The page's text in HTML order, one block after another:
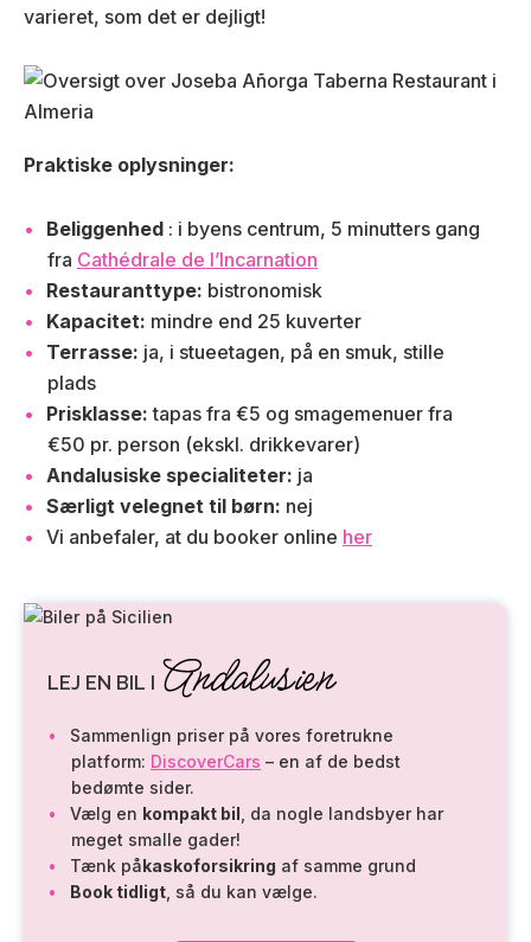
varieret, som det er dejligt!
Praktiske oplysninger:
Beliggenhed : i byens centrum, 5 minutters gang
fra Cathédrale de l’Incarnation
Restauranttype: bistronomisk
Kapacitet: mindre end 25 kuverter
Terrasse: ja, i stueetagen, på en smuk, stille
plads
Prisklasse: tapas fra €5 og smagemenuer fra
€50 pr. person (ekskl. drikkevarer)
Andalusiske specialiteter: ja
Særligt velegnet til børn: nej
Vi anbefaler, at du booker online her
LEJ EN BIL I Andalusien
Sammenlign priser på vores foretrukne
platform: DiscoverCars – en af de bedst
bedømte sider.
Vælg en kompakt bil , da nogle landsbyer har
meget smalle gader!
Tænk påkaskoforsikring af samme grund
Book tidligt , så du kan vælge.